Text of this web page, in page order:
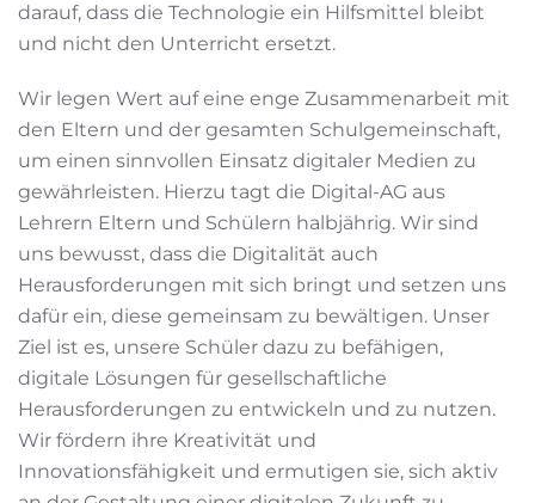
darauf, dass die Technologie ein Hilfsmittel bleibt
und nicht den Unterricht ersetzt.
Wir legen Wert auf eine enge Zusammenarbeit mit
den Eltern und der gesamten Schulgemeinschaft,
um einen sinnvollen Einsatz digitaler Medien zu
gewährleisten. Hierzu tagt die Digital-AG aus
Lehrern Eltern und Schülern halbjährig. Wir sind
uns bewusst, dass die Digitalität auch
Herausforderungen mit sich bringt und setzen uns
dafür ein, diese gemeinsam zu bewältigen. Unser
Ziel ist es, unsere Schüler dazu zu befähigen,
digitale Lösungen für gesellschaftliche
Herausforderungen zu entwickeln und zu nutzen.
Wir fördern ihre Kreativität und
Innovationsfähigkeit und ermutigen sie, sich aktiv